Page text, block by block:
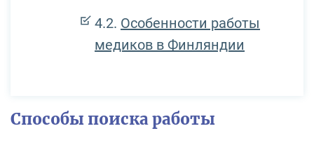
Особенности работы
медиков в Финляндии
Способы поиска работы